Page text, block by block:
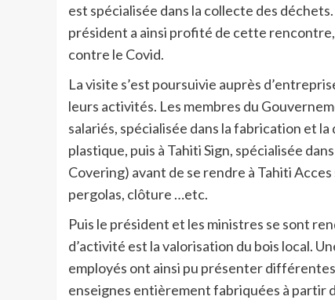
est spécialisée dans la collecte des
président a ainsi profité de cette
contre le Covid.
La visite s’est poursuivie auprès
leurs activités. Les membres du
salariés, spécialisée dans la fabrication et
plastique, puis à Tahiti Sign, spécialisée
Covering) avant de se rendre à Tahiti
pergolas, clôture …etc.
Puis le président et les ministres se sont
d’activité est la valorisation du bois local.
employés ont ainsi pu présenter
enseignes entièrement fabriquées à partir